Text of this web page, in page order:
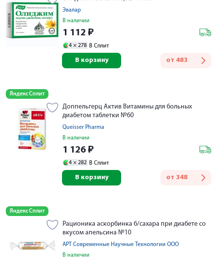
Эвалар
В наличии
1 112 ₽
4 × 278 В Сплит
от 483
В корзину
Яндекс Сплит
Доппельгерц Актив Витамины для больных
диабетом таблетки №60
Queisser Pharma
В наличии
1 126 ₽
4 × 282 В Сплит
от 348
В корзину
Яндекс Сплит
Рационика аскорбинка б/сахара при диабете со
вкусом апельсина №10
АРТ Современные Научные Технологии ООО
В наличии